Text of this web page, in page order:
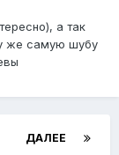
а так
же самую шубу
ДАЛЕЕ